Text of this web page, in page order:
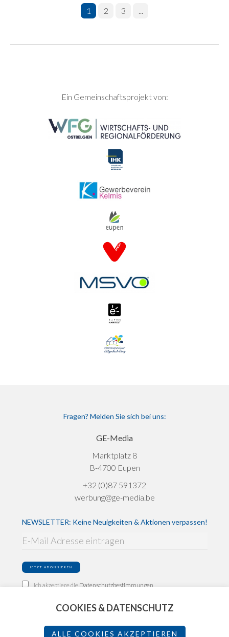
1 2 3 ...
SEITENFUSSEin Gemeinschaftsprojekt von:
Fragen? Melden Sie sich bei uns:
GE-Media
Marktplatz 8
B-4700 Eupen
+32 (0)87 591372
werbung@ge-media.be
NEWSLETTER: Keine Neuigkeiten & Aktionen verpassen!
Ich akzeptiere die Datenschutzbestimmungen
Impressum
Datenschutz
COOKIES & DATENSCHUTZ
ALLE COOKIES AKZEPTIEREN